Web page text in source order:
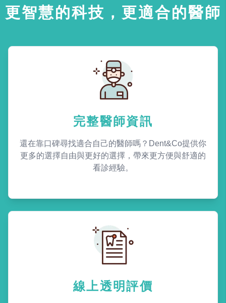
更智慧的科技，更適合的醫師
完整醫師資訊
還在靠口碑尋找適合自己的醫師嗎？Dent&Co提供你
更多的選擇自由與更好的選擇，帶來更方便與舒適的
看診經驗。
線上透明評價